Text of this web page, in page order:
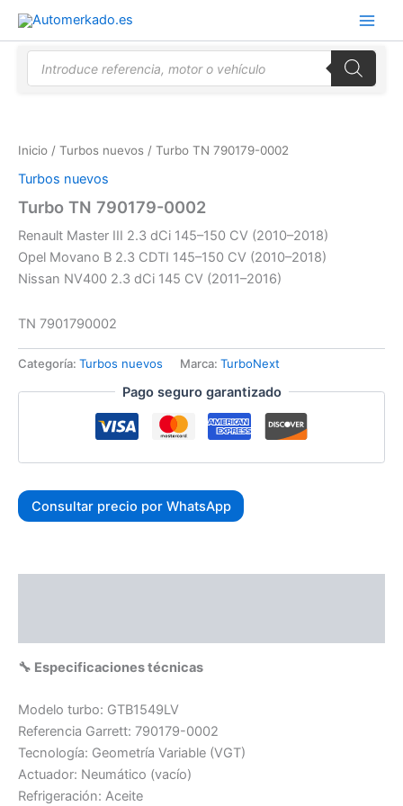
contenido
Búsqueda
Inicio / Turbos nuevos / Turbo TN 790179-0002
Turbos nuevos
Turbo TN 790179-0002
Renault Master III 2.3 dCi 145–150 CV (2010–2018)
Opel Movano B 2.3 CDTI 145–150 CV (2010–2018)
Nissan NV400 2.3 dCi 145 CV (2011–2016)
TN 7901790002
Categoría: Turbos nuevos Marca: TurboNext
Pago seguro garantizado
Consultar precio por WhatsApp
🔧 Especificaciones técnicas
Modelo turbo: GTB1549LV
Referencia Garrett: 790179-0002
Tecnología: Geometría Variable (VGT)
Actuador: Neumático (vacío)
Refrigeración: Aceite